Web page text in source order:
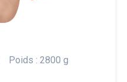
Poids : 2800 g